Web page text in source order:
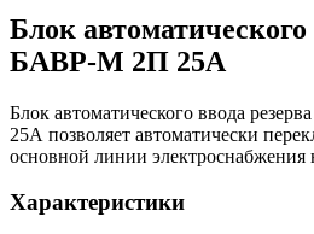
Блок автоматического
БАВР-М 2П 25А
Блок автоматического ввода
25А позволяет автоматически
основной линии электроснабжения
Характеристики